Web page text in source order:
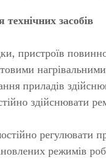
засобів
пристроїв
приладів
здійснювати
регулювати
режимів